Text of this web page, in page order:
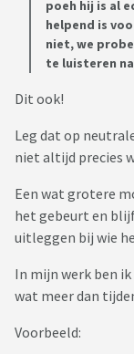
poeh hij is al
helpend is
niet, we
te luisteren
Dit ook!
Leg dat op
niet altijd precies
Een wat grotere
het gebeurt en
uitleggen bij wie
In mijn werk ben
wat meer dan
Voorbeeld: